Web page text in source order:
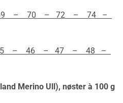
70 – 72 – 74 –
– 46 – 47 – 48 –
Merino Ull), nøster à 100 g